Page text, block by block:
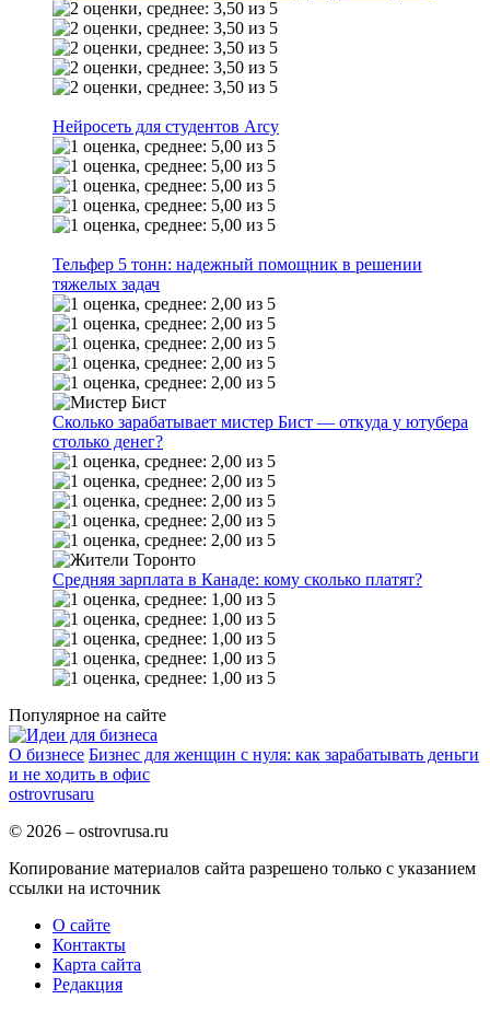
Нейросеть для студентов Arcy
Тельфер 5 тонн: надежный помощник в решении
тяжелых задач
Сколько зарабатывает мистер Бист — откуда у ютубера
столько денег?
Средняя зарплата в Канаде: кому сколько платят?
Популярное на сайте
О бизнесе Бизнес для женщин с нуля: как зарабатывать деньги
и не ходить в офис
ostrovrusaru
© 2026 – ostrovrusa.ru
Копирование материалов сайта разрешено только с указанием
ссылки на источник
О сайте
Контакты
Карта сайта
Редакция